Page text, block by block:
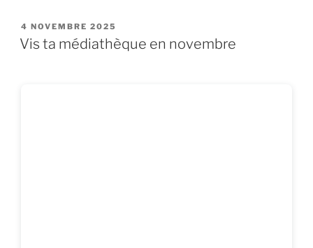
PUBLIÉ
LE
4 NOVEMBRE 2025
Vis ta médiathèque en novembre